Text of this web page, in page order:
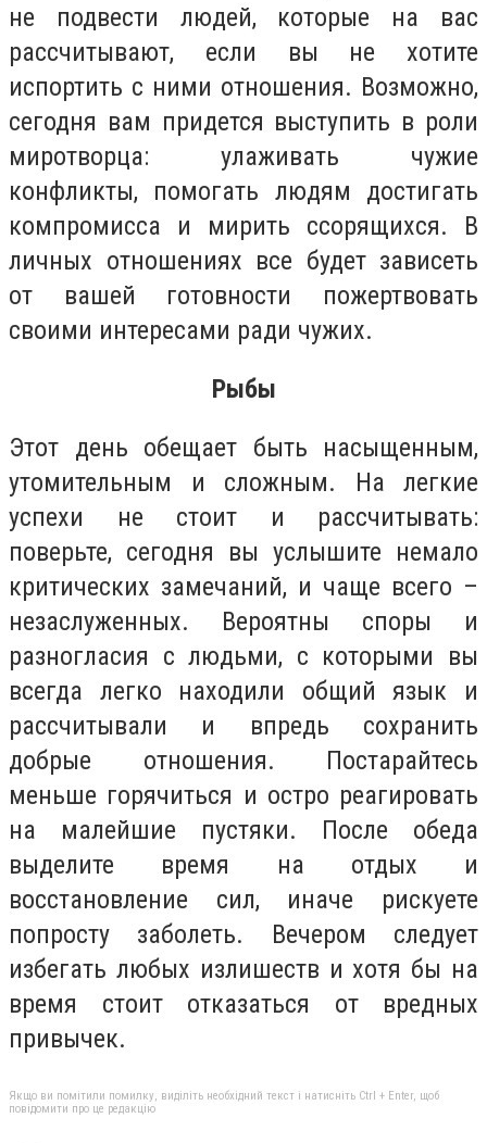
не подвести людей, которые на вас
рассчитывают, если вы не хотите
испортить с ними отношения. Возможно,
сегодня вам придется выступить в роли
миротворца: улаживать чужие
конфликты, помогать людям достигать
компромисса и мирить ссорящихся. В
личных отношениях все будет зависеть
от вашей готовности пожертвовать
своими интересами ради чужих.
Рыбы
Этот день обещает быть насыщенным,
утомительным и сложным. На легкие
успехи не стоит и рассчитывать:
поверьте, сегодня вы услышите немало
критических замечаний, и чаще всего –
незаслуженных. Вероятны споры и
разногласия с людьми, с которыми вы
всегда легко находили общий язык и
рассчитывали и впредь сохранить
добрые отношения. Постарайтесь
меньше горячиться и остро реагировать
на малейшие пустяки. После обеда
выделите время на отдых и
восстановление сил, иначе рискуете
попросту заболеть. Вечером следует
избегать любых излишеств и хотя бы на
время стоит отказаться от вредных
привычек.
Якщо ви помітили помилку, виділіть необхідний текст і натисніть Ctrl + Enter, щоб
повідомити про це редакцію